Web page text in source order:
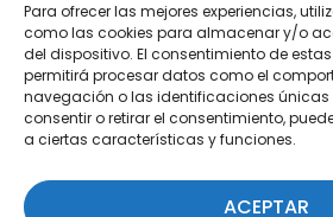
Para ofrecer las mejores experiencias,
como las cookies para almacenar y/o
del dispositivo. El consentimiento de
permitirá procesar datos como el
navegación o las identificaciones únicas
consentir o retirar el consentimiento,
a ciertas características y funciones.
ACEPTAR
Suscríbete a nuestra